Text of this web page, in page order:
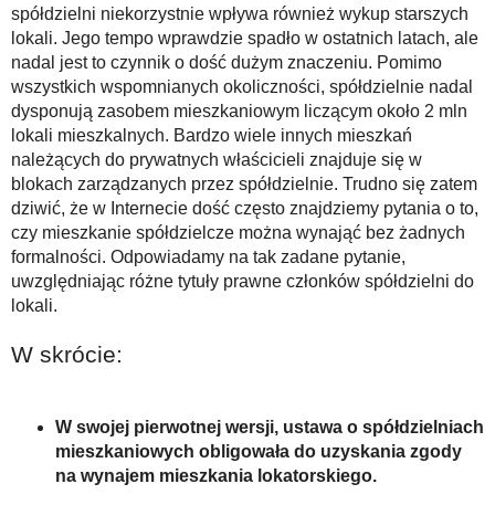
spółdzielni niekorzystnie wpływa również wykup starszych
lokali. Jego tempo wprawdzie spadło w ostatnich latach, ale
nadal jest to czynnik o dość dużym znaczeniu. Pomimo
wszystkich wspomnianych okoliczności, spółdzielnie nadal
dysponują zasobem mieszkaniowym liczącym około 2 mln
lokali mieszkalnych. Bardzo wiele innych mieszkań
należących do prywatnych właścicieli znajduje się w
blokach zarządzanych przez spółdzielnie. Trudno się zatem
dziwić, że w Internecie dość często znajdziemy pytania o to,
czy mieszkanie spółdzielcze można wynająć bez żadnych
formalności. Odpowiadamy na tak zadane pytanie,
uwzględniając różne tytuły prawne członków spółdzielni do
lokali.
W skrócie:
W swojej pierwotnej wersji, ustawa o spółdzielniach
mieszkaniowych obligowała do uzyskania zgody
na wynajem mieszkania lokatorskiego.